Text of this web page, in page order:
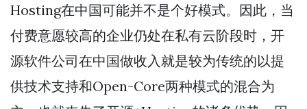
Hosting在中国可能并不是个好模式。因此，当
付费意愿较高的企业仍处在私有云阶段时，开
源软件公司在中国做收入就是较为传统的以提
供技术支持和Open-Core两种模式的混合为